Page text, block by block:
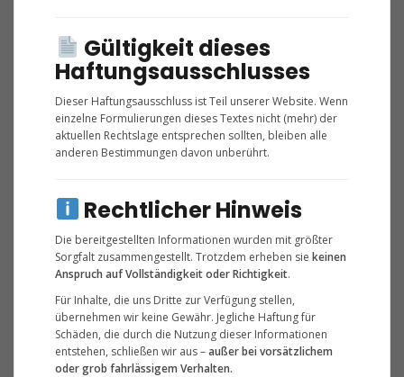
Gültigkeit dieses
Haftungsausschlusses
Dieser Haftungsausschluss ist Teil unserer Website. Wenn
einzelne Formulierungen dieses Textes nicht (mehr) der
aktuellen Rechtslage entsprechen sollten, bleiben alle
anderen Bestimmungen davon unberührt.
Rechtlicher Hinweis
Die bereitgestellten Informationen wurden mit größter
Sorgfalt zusammengestellt. Trotzdem erheben sie keinen
Anspruch auf Vollständigkeit oder Richtigkeit.
Für Inhalte, die uns Dritte zur Verfügung stellen,
übernehmen wir keine Gewähr. Jegliche Haftung für
Schäden, die durch die Nutzung dieser Informationen
entstehen, schließen wir aus –außer bei vorsätzlichem
oder grob fahrlässigem Verhalten.